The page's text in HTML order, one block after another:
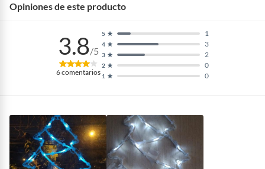
Opiniones de este producto
3.8/5
6comentarios 1 0
2 0
3 2
4 3
5 1